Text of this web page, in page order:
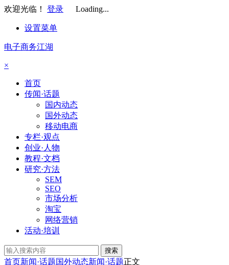
欢迎光临！ 登录 Loading...
设置菜单
电子商务江湖
×
首页
传闻·话题
国内动态
国外动态
移动电商
专栏·观点
创业·人物
教程·文档
研究·方法
SEM
SEO
市场分析
淘宝
网络营销
活动·培训
搜索
首页新闻·话题国外动态新闻·话题正文